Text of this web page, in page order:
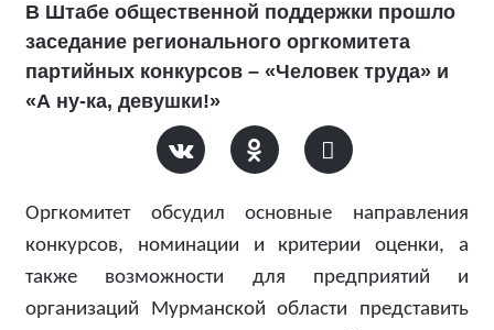
В Штабе общественной поддержки прошло
заседание регионального оргкомитета
партийных конкурсов – «Человек труда» и
«А ну-ка, девушки!»
Оргкомитет обсудил основные направления
конкурсов, номинации и критерии оценки, а
также возможности для предприятий и
организаций Мурманской области представить